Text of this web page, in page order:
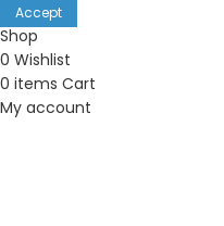
Accept
Shop
0 Wishlist
0 items Cart
My account